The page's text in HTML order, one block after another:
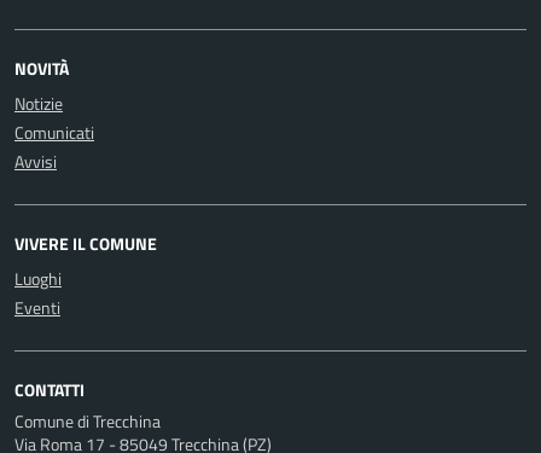
NOVITÀ
Notizie
Comunicati
Avvisi
VIVERE IL COMUNE
Luoghi
Eventi
CONTATTI
Comune di Trecchina
Via Roma 17 - 85049 Trecchina (PZ)